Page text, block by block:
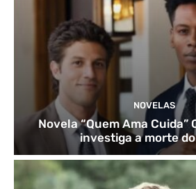
NOVELAS
Novela “Quem Ama Cuida”
investiga a morte